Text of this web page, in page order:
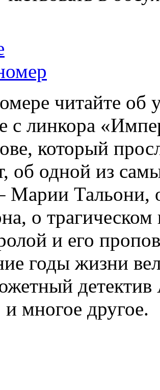
читайте об
с линкора
который
об одной из
Марии
о трагическом
и его
годы жизни
детектив
многое другое.